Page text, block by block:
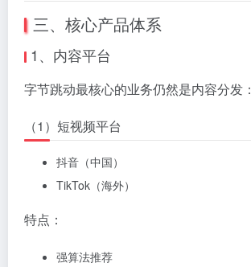
三、核心产品体系
1、内容平台
字节跳动最核心的业务仍然是内容分发：
（1）短视频平台
抖音（中国）
TikTok（海外）
特点：
强算法推荐